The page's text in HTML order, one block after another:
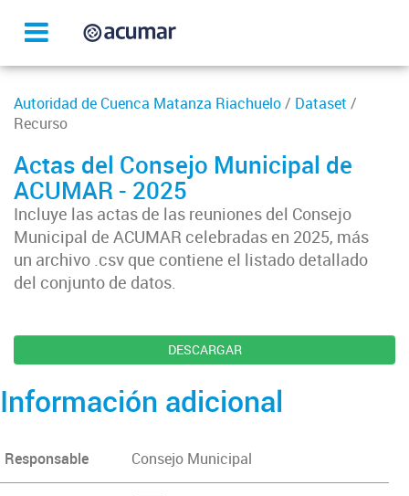
Autoridad de Cuenca Matanza Riachuelo/ Dataset /
Recurso
Actas del Consejo Municipal de
ACUMAR - 2025
Incluye las actas de las reuniones del Consejo
Municipal de ACUMAR celebradas en 2025, más
un archivo .csv que contiene el listado detallado
del conjunto de datos.
DESCARGAR
Información adicional
Responsable Consejo Municipal